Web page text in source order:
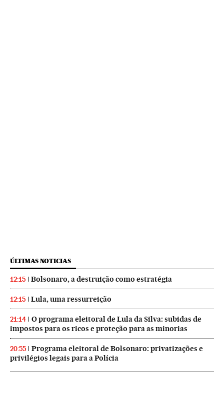
ÚLTIMAS NOTICIAS
12:15 Bolsonaro, a destruição como estratégia
12:15 Lula, uma ressurreição
21:14
O programa eleitoral de Lula da Silva: subidas de
impostos para os ricos e proteção para as minorias
20:55
Programa eleitoral de Bolsonaro: privatizações e
privilégios legais para a Polícia